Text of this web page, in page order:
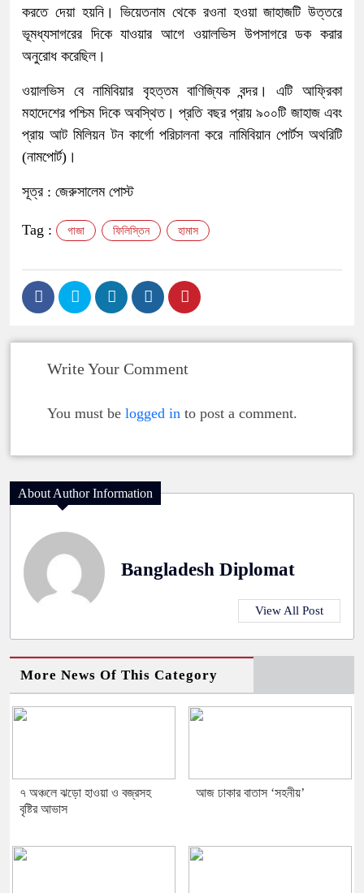
করতে দেয়া হয়নি। ভিয়েতনাম থেকে রওনা হওয়া জাহাজটি উত্তরে
ভূমধ্যসাগরের দিকে যাওয়ার আগে ওয়ালভিস উপসাগরে ডক করার
অনুরোধ করেছিল।
ওয়ালভিস বে নামিবিয়ার বৃহত্তম বাণিজ্যিক বন্দর। এটি আফ্রিকা
মহাদেশের পশ্চিম দিকে অবস্থিত। প্রতি বছর প্রায় ৯০০টি জাহাজ এবং
প্রায় আট মিলিয়ন টন কার্গো পরিচালনা করে নামিবিয়ান পোর্টস অথরিটি
(নামপোর্ট)।
সূত্র : জেরুসালেম পোস্ট
Tag : গাজা ফিলিস্তিন হামাস
Write Your Comment
You must be logged in to post a comment.
About Author Information
Bangladesh Diplomat
View All Post
More News Of This Category
৭ অঞ্চলে ঝড়ো হাওয়া ও বজ্রসহ
বৃষ্টির আভাস
আজ ঢাকার বাতাস ‘সহনীয়’